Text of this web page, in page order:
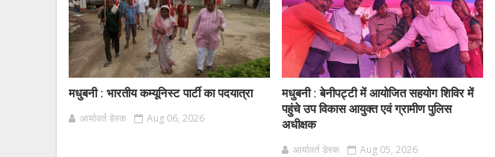
मधुबनी : भारतीय कम्यूनिस्ट पार्टी का पदयात्रा
आर्यावर्त डेस्क Aug 06, 2026
मधुबनी : बेनीपट्टी में आयोजित सहयोग शिविर में
पहुंचे उप विकास आयुक्त एवं ग्रामीण पुलिस
अधीक्षक
आर्यावर्त डेस्क Aug 05, 2026